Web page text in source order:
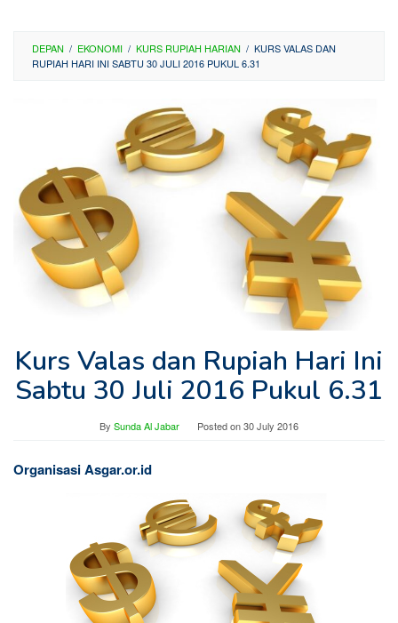
DEPAN / EKONOMI / KURS RUPIAH HARIAN / KURS VALAS DAN
RUPIAH HARI INI SABTU 30 JULI 2016 PUKUL 6.31
Kurs Valas dan Rupiah Hari Ini
Sabtu 30 Juli 2016 Pukul 6.31
By Sunda Al Jabar Posted on30 July 2016
Organisasi Asgar.or.id